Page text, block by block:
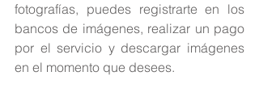
fotografías, puedes registrarte en los
bancos de imágenes, realizar un pago
por el servicio y descargar imágenes
en el momento que desees.